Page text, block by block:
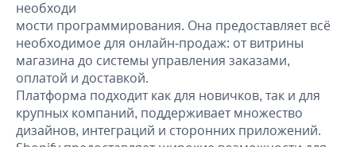
необходи
мости программирования. Она предоставляет всё
необходимое для онлайн-продаж: от витрины
магазина до системы управления заказами,
оплатой и доставкой.
Платформа подходит как для новичков, так и для
крупных компаний, поддерживает множество
дизайнов, интеграций и сторонних приложений.